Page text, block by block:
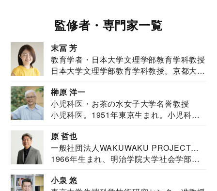
監修者・専門家一覧
末冨 芳
教育学者・日本大学文理学部教育学科教授
日本大学文理学部教育学科教授。京都大学
榊原 洋一
小児科医・お茶の水女子大学名誉教授
小児科医。1951年東京生まれ。小児科
原 哲也
一般社団法人WAKUWAKU PROJECT
JAPAN代表・言語聴覚士・社会福祉士
1966年生まれ、明治学院大学社会学部福
小泉 悠